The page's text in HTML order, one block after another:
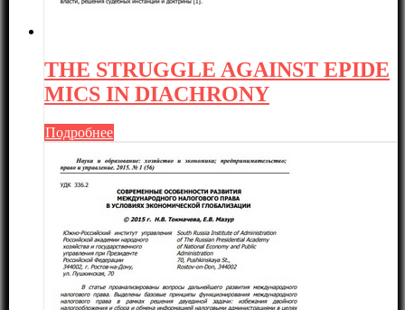
THE STRUGGLE AGAINST EPIDE
MICS IN DIACHRONY
Подробнее